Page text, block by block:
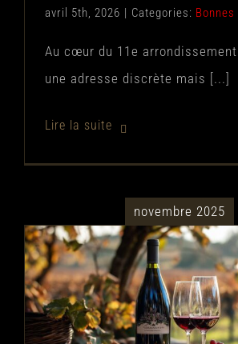
avril 5th, 2026 | Categories:
Au cœur du 11e
une adresse discrète mais [...]
novembre 2025
Comment déguster le
nouveau et sublimer